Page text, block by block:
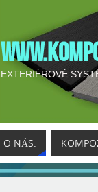
EXTERIÉROVÉ
O NÁS.